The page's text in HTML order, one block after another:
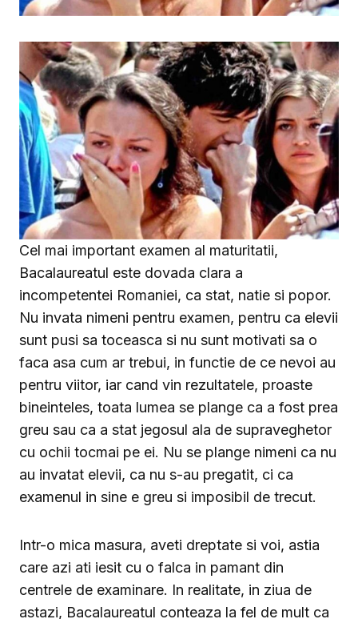
Cel mai important examen al maturitatii,
Bacalaureatul este dovada clara a
incompetentei Romaniei, ca stat, natie si popor.
Nu invata nimeni pentru examen, pentru ca elevii
sunt pusi sa toceasca si nu sunt motivati sa o
faca asa cum ar trebui, in functie de ce nevoi au
pentru viitor, iar cand vin rezultatele, proaste
bineinteles, toata lumea se plange ca a fost prea
greu sau ca a stat jegosul ala de supraveghetor
cu ochii tocmai pe ei. Nu se plange nimeni ca nu
au invatat elevii, ca nu s-au pregatit, ci ca
examenul in sine e greu si imposibil de trecut.
Intr-o mica masura, aveti dreptate si voi, astia
care azi ati iesit cu o falca in pamant din
centrele de examinare. In realitate, in ziua de
astazi, Bacalaureatul conteaza la fel de mult ca